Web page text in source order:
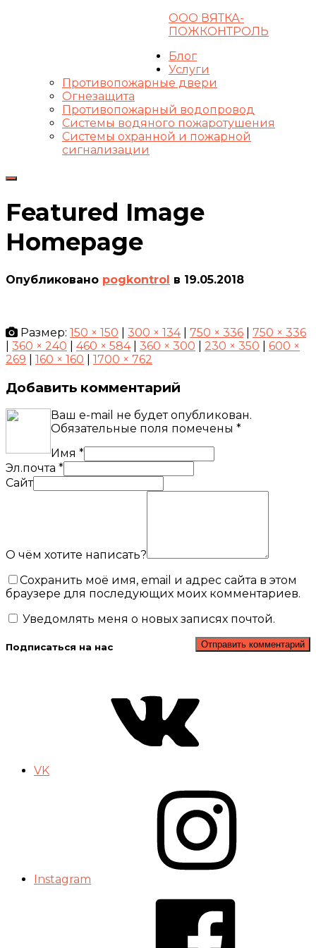
ООО ВЯТКА-
ПОЖКОНТРОЛЬ
Блог
Услуги
Противопожарные двери
Огнезащита
Противопожарный водопровод
Системы водяного пожаротушения
Системы охранной и пожарной
сигнализации
Переключить
Featured Image
Homepage
Опубликовано pogkontrol в 19.05.2018
Размер: 150 × 150 300 × 134 750 × 336
750 × 336
360 × 240 460 × 584 360 × 300 230 × 350
600 ×
269
160 × 160 1700 × 762
Добавить комментарий
Ваш e-mail не будет опубликован.
Обязательные поля помечены *
Имя *
Эл.почта *
Сайт
О чём хотите написать?
Сохранить моё имя, email и адрес сайта в этом
браузере для последующих моих комментариев.
Уведомлять меня о новых записях почтой.
Подписаться на нас
VK
Instagram